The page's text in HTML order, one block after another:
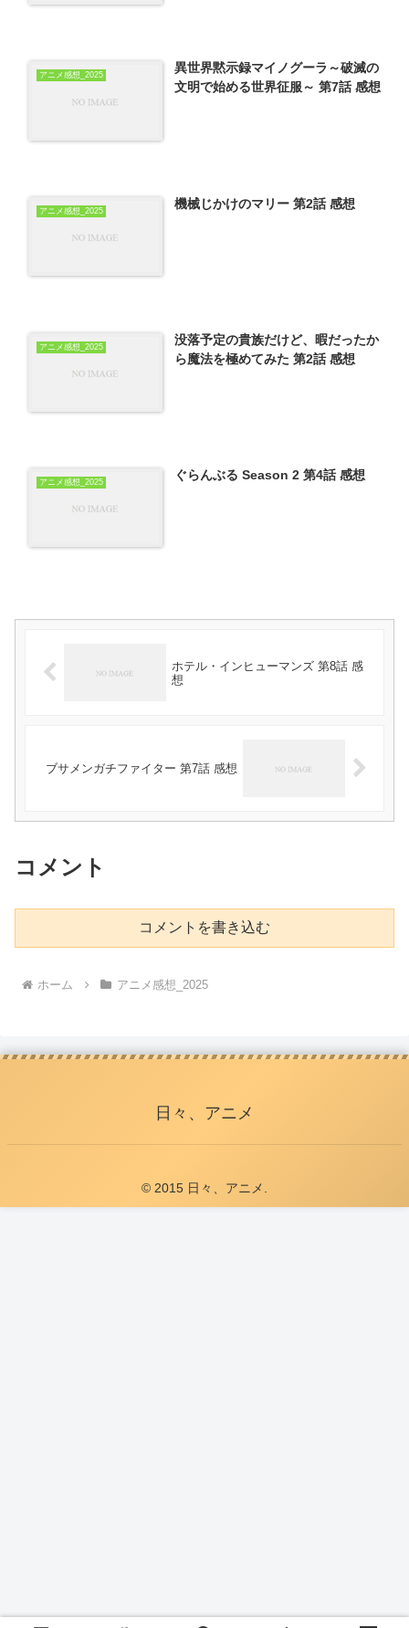
アニメ感想_2025
異世界黙示録マイノグーラ～破滅の
文明で始める世界征服～ 第7話 感想
アニメ感想_2025 機械じかけのマリー 第2話 感想
アニメ感想_2025
没落予定の貴族だけど、暇だったか
ら魔法を極めてみた 第2話 感想
アニメ感想_2025 ぐらんぶる Season 2 第4話 感想
ホテル・インヒューマンズ 第8話 感
想
ブサメンガチファイター 第7話 感想
コメント
コメントを書き込む
ホーム アニメ感想_2025
日々、アニメ
© 2015 日々、アニメ.